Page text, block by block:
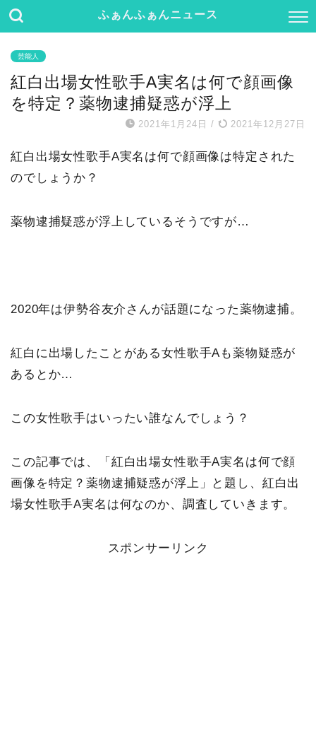
ふぁんふぁんニュース
芸能人
紅白出場女性歌手A実名は何で顔画像
を特定？薬物逮捕疑惑が浮上
2021年1月24日 / 2021年12月27日
紅白出場女性歌手A実名は何で顔画像は特定された
のでしょうか？
薬物逮捕疑惑が浮上しているそうですが…
2020年は伊勢谷友介さんが話題になった薬物逮捕。
紅白に出場したことがある女性歌手Aも薬物疑惑が
あるとか…
この女性歌手はいったい誰なんでしょう？
この記事では、「紅白出場女性歌手A実名は何で顔
画像を特定？薬物逮捕疑惑が浮上」と題し、紅白出
場女性歌手A実名は何なのか、調査していきます。
スポンサーリンク